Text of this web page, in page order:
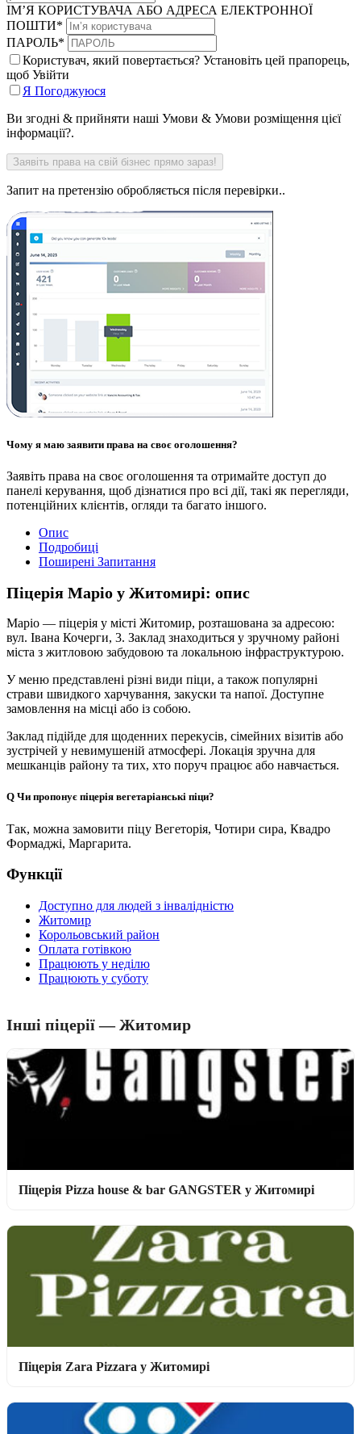
ІМ’Я КОРИСТУВАЧА АБО АДРЕСА ЕЛЕКТРОННОЇ
ПОШТИ*
ПАРОЛЬ*
Користувач, який повертається? Установіть цей прапорець,
щоб Увійти
Я Погоджуюся
Ви згодні & прийняти наші Умови & Умови розміщення цієї
інформації?.
Запит на претензію обробляється після перевірки..
Чому я маю заявити права на своє оголошення?
Заявіть права на своє оголошення та отримайте доступ до
панелі керування, щоб дізнатися про всі дії, такі як перегляди,
потенційних клієнтів, огляди та багато іншого.
Опис
Подробиці
Поширені Запитання
Піцерія Маріо у Житомирі: опис
Маріо — піцерія у місті Житомир, розташована за адресою:
вул. Івана Кочерги, 3. Заклад знаходиться у зручному районі
міста з житловою забудовою та локальною інфраструктурою.
У меню представлені різні види піци, а також популярні
страви швидкого харчування, закуски та напої. Доступне
замовлення на місці або із собою.
Заклад підійде для щоденних перекусів, сімейних візитів або
зустрічей у невимушеній атмосфері. Локація зручна для
мешканців району та тих, хто поруч працює або навчається.
Q Чи пропонує піцерія вегетаріанські піци?
Так, можна замовити піцу Вегеторія, Чотири сира, Квадро
Формаджі, Маргарита.
Функції
Доступно для людей з інвалідністю
Житомир
Корольовський район
Оплата готівкою
Працюють у неділю
Працюють у суботу
Інші піцерії — Житомир
Піцерія Pizza house & bar GANGSTER у Житомирі
Піцерія Zara Pizzara у Житомирі